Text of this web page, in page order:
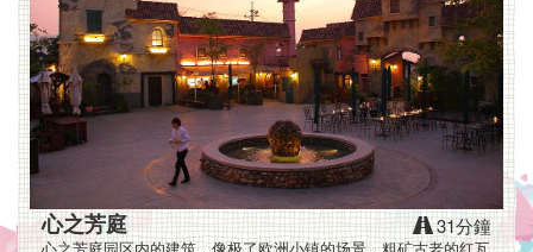
行
5-
10
分
即心之芳庭 31分鐘